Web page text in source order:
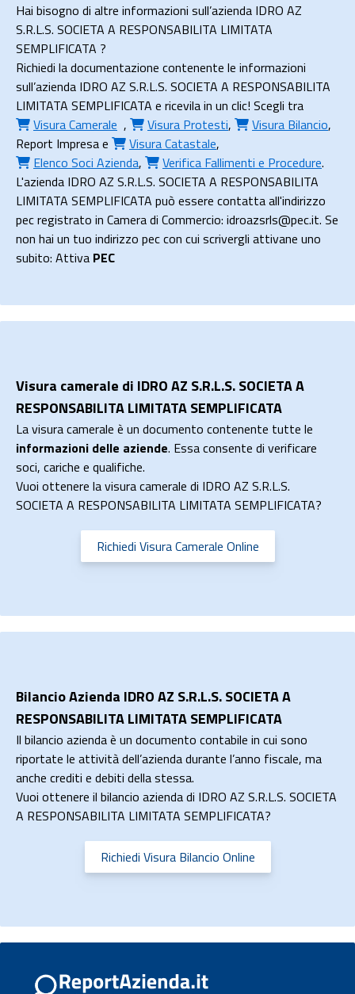
Hai bisogno di altre informazioni sull’azienda IDRO AZ
S.R.L.S. SOCIETA A RESPONSABILITA LIMITATA
SEMPLIFICATA ?
Richiedi la documentazione contenente le informazioni
sull’azienda IDRO AZ S.R.L.S. SOCIETA A RESPONSABILITA
LIMITATA SEMPLIFICATA e ricevila in un clic! Scegli tra
Visura Camerale , Visura Protesti, Visura Bilancio,
Report Impresae Visura Catastale,
Elenco Soci Azienda, Verifica Fallimenti e Procedure.
L'azienda IDRO AZ S.R.L.S. SOCIETA A RESPONSABILITA
LIMITATA SEMPLIFICATA può essere contatta all'indirizzo
pec registrato in Camera di Commercio: idroazsrls@pec.it. Se
non hai un tuo indirizzo pec con cui scrivergli attivane uno
subito: Attiva PEC
Visura camerale di IDRO AZ S.R.L.S. SOCIETA A
RESPONSABILITA LIMITATA SEMPLIFICATA
La visura camerale è un documento contenente tutte le
informazioni delle aziende. Essa consente di verificare
soci, cariche e qualifiche.
Vuoi ottenere la visura camerale di IDRO AZ S.R.L.S.
SOCIETA A RESPONSABILITA LIMITATA SEMPLIFICATA?
Richiedi Visura Camerale Online
Bilancio Azienda IDRO AZ S.R.L.S. SOCIETA A
RESPONSABILITA LIMITATA SEMPLIFICATA
Il bilancio azienda è un documento contabile in cui sono
riportate le attività dell’azienda durante l’anno fiscale, ma
anche crediti e debiti della stessa.
Vuoi ottenere il bilancio azienda di IDRO AZ S.R.L.S. SOCIETA
A RESPONSABILITA LIMITATA SEMPLIFICATA?
Richiedi Visura Bilancio Online